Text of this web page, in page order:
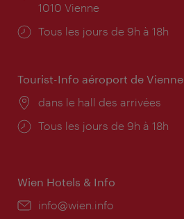
1010 Vienne
Horaires
Tous les jours de 9h à 18h
Tourist-Info aéroport de Vienne
Lieu:
dans le hall des arrivées
Horaires
Tous les jours de 9h à 18h
Wien Hotels & Info
E-
info@wien.info